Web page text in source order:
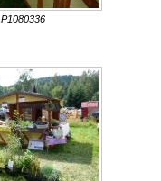
P1080336